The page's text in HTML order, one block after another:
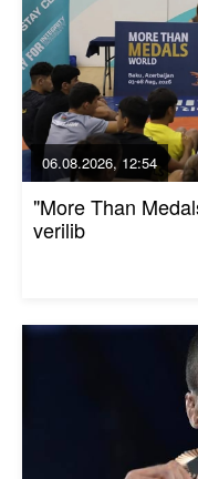
06.08.2026, 12:54
"More Than
verilib